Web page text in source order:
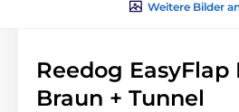
Weitere Bilder
Reedog
Braun + Tunnel